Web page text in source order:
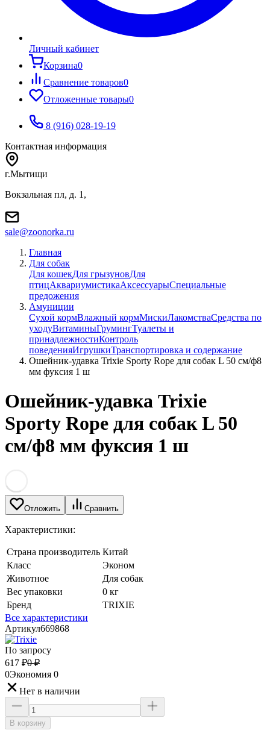
Личный кабинет
Корзина0
Сравнение товаров0
Отложенные товары0
8 (916) 028-19-19
Контактная информация
г.Мытищи
Вокзальная пл, д. 1,
sale@zoonorka.ru
Главная
Для собак
Для кошекДля грызуновДля
птицАквариумистикаАксессуарыСпециальные
предожения
Амуниции
Сухой кормВлажный кормМискиЛакомстваСредства по
уходуВитаминыГрумингТуалеты и
принадлежностиКонтроль
поведенияИгрушкиТранспортировка и содержание
Ошейник-удавка Trixie Sporty Rope для собак L 50 см/ф8
мм фуксия 1 ш
Ошейник-удавка Trixie
Sporty Rope для собак L 50
см/ф8 мм фуксия 1 ш
Отложить Сравнить
Характеристики:
Страна производитель Китай
Класс
Эконом
Животное
Для собак
Вес упаковки
0 кг
Бренд
TRIXIE
Все характеристики
Артикул669868
По запросу
617 ₽0 ₽
0Экономия 0
Нет в наличии
В корзину